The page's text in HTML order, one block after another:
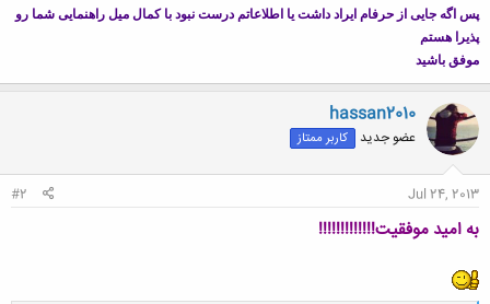
پس اگه جایی از حرفام ایراد داشت یا اطلاعاتم درست نبود با کمال میل راهنمایی شما رو
پذیرا هستم
موفق باشید
hassan2010
عضو جدید کاربر ممتاز
Jul 24, 2013
#2
به امید موفقیت!!!!!!!!!!!!!